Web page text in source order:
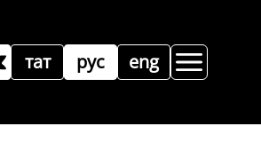
рус
тат eng